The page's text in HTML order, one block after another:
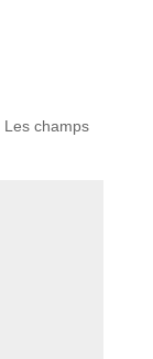
Les champs